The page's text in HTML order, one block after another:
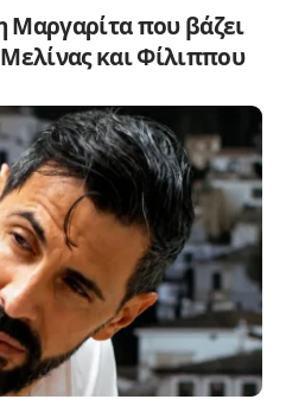
Μαργαρίτα που βάζει
και Φίλιππου